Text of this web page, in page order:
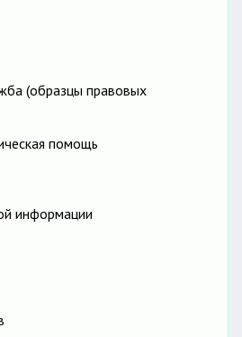
(образцы правовых
помощь
информации